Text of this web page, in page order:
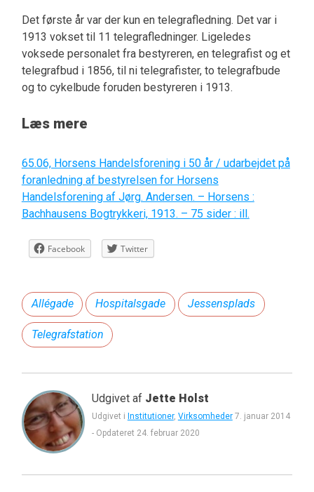
Det første år var der kun en telegrafledning. Det var i
1913 vokset til 11 telegrafledninger. Ligeledes
voksede personalet fra bestyreren, en telegrafist og et
telegrafbud i 1856, til ni telegrafister, to telegrafbude
og to cykelbude foruden bestyreren i 1913.
Læs mere
65.06, Horsens Handelsforening i 50 år / udarbejdet på
foranledning af bestyrelsen for Horsens
Handelsforening af Jørg. Andersen. – Horsens :
Bachhausens Bogtrykkeri, 1913. – 75 sider : ill.
Facebook Twitter
Allégade Hospitalsgade Jessensplads
Telegrafstation
Udgivet af Jette Holst
Udgivet i Institutioner, Virksomheder 7. januar 2014
- Opdateret 24. februar 2020